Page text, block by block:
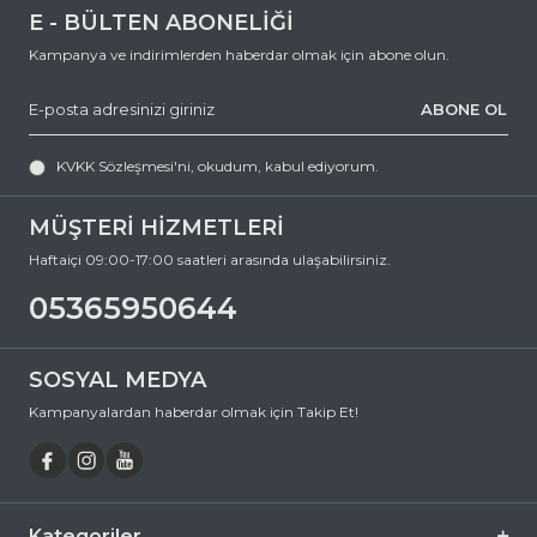
MÜŞTERİ HİZMETLERİ
Haftaiçi 09:00-17:00 saatleri arasında ulaşabilirsiniz.
05365950644
E - BÜLTEN ABONELİĞİ
Kampanya ve indirimlerden haberdar olmak için abone olun.
ABONE OL
KVKK Sözleşmesi'ni, okudum, kabul ediyorum.
SOSYAL MEDYA
Kampanyalardan haberdar olmak için Takip Et!